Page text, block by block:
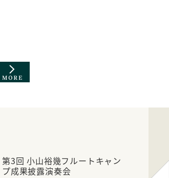
第3回 小山裕幾フルートキャン
プ成果披露演奏会